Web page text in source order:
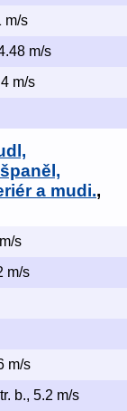
m/s
m/s
m/s
a mudi.,
s
m/s
m/s
b., 5.2 m/s